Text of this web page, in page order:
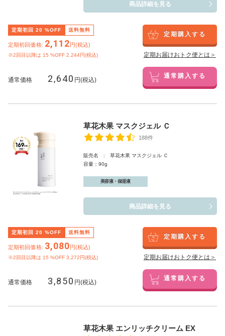
商品詳細を見る
定期初回 20 %OFF 送料無料
定期初回価格: 2,112円(税込)
※2回目以降は 15 %OFF 2,244円(税込)
定期購入する
定期お届けおトク便とは＞
通常価格 2,640 円(税込) 通常購入する
草花木果 マスクジェル Ｃ
188件
販売名 : 草花木果 マスクジェル Ｃ
容量：90g
美容液・保湿液
商品詳細を見る
定期初回 20 %OFF 送料無料
定期初回価格: 3,080円(税込)
※2回目以降は 15 %OFF 3,272円(税込)
定期購入する
定期お届けおトク便とは＞
通常価格 3,850 円(税込) 通常購入する
草花木果 エンリッチクリーム EX